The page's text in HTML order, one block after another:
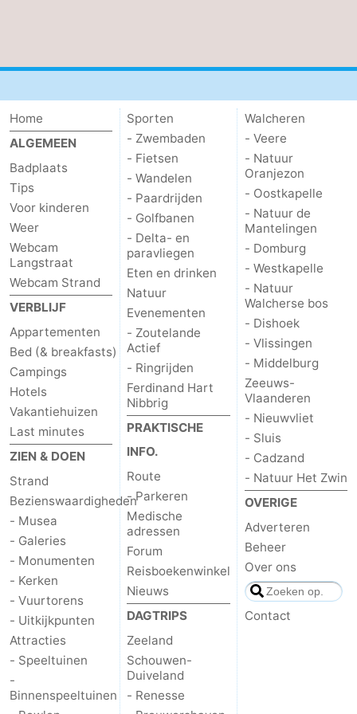
Vlaanderen
-
Nieuwvliet
-
Sluis
-
Cadzand
-
Natuur
Het
Zwin
Weer
Contact
Home
ALGEMEEN
Badplaats
Tips
Voor kinderen
Weer
Webcam
Langstraat
Webcam Strand
VERBLIJF
Appartementen
Bed (& breakfasts)
Campings
Hotels
Vakantiehuizen
Last minutes
ZIEN & DOEN
Strand
Bezienswaardigheden
- Musea
- Galeries
- Monumenten
- Kerken
- Vuurtorens
- Uitkijkpunten
Attracties
- Speeltuinen
-
Binnenspeeltuinen
Sporten
- Zwembaden
- Fietsen
- Wandelen
- Paardrijden
- Golfbanen
- Delta- en
paravliegen
Eten en drinken
Natuur
Evenementen
- Zoutelande
Actief
- Ringrijden
Ferdinand Hart
Nibbrig
PRAKTISCHE
INFO.
Route
- Parkeren
Medische
adressen
Forum
Reisboekenwinkel
Nieuws
DAGTRIPS
Zeeland
Schouwen-
Duiveland
- Renesse
Walcheren
- Veere
- Natuur
Oranjezon
- Oostkapelle
- Natuur de
Mantelingen
- Domburg
- Westkapelle
- Natuur
Walcherse bos
- Dishoek
- Vlissingen
- Middelburg
Zeeuws-
Vlaanderen
- Nieuwvliet
- Sluis
- Cadzand
- Natuur Het Zwin
OVERIGE
Adverteren
Beheer
Over ons
Contact